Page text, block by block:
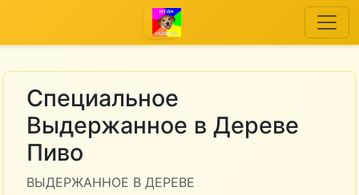
Специальное
Выдержанное в Дереве
Пиво
ВЫДЕРЖАННОЕ В ДЕРЕВЕ